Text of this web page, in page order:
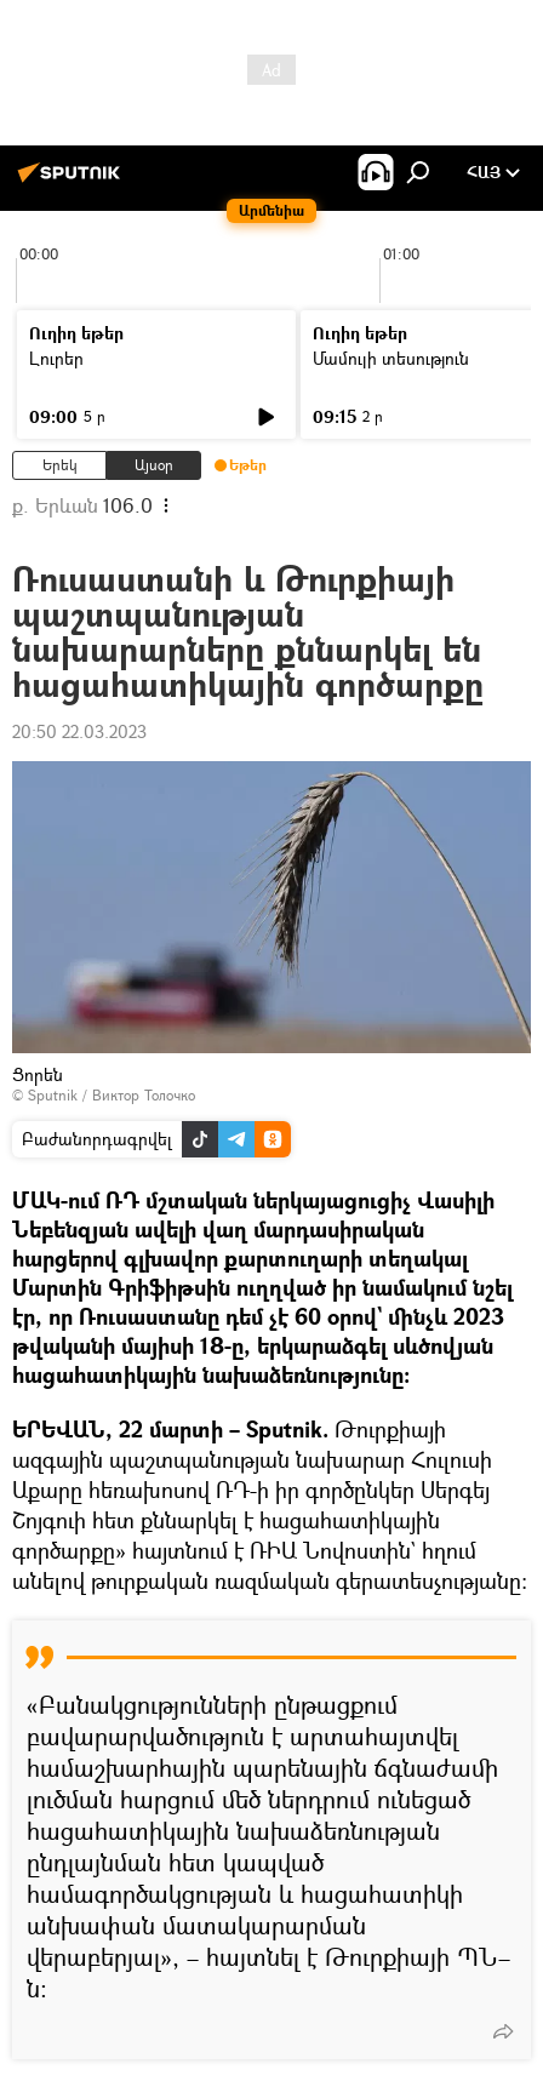
Արմենիա
ՀԱՅ
00:00 01:00
Ուղիղ եթեր
Լուրեր
09:00 5 ր
Ուղիղ եթեր
Մամուլի տեսություն
09:15 2 ր
Երեկ Այսօր Եթեր
ք. Երևան 106.0
Ռուսաստանի և Թուրքիայի
պաշտպանության
նախարարները քննարկել են
հացահատիկային գործարքը
20:50 22.03.2023
Ցորեն
© Sputnik / Виктор Толочко
Բաժանորդագրվել
ՄԱԿ-ում ՌԴ մշտական ներկայացուցիչ Վասիլի
Նեբենզյան ավելի վաղ մարդասիրական
հարցերով գլխավոր քարտուղարի տեղակալ
Մարտին Գրիֆիթսին ուղղված իր նամակում նշել
էր, որ Ռուսաստանը դեմ չէ 60 օրով` մինչև 2023
թվականի մայիսի 18-ը, երկարաձգել սևծովյան
հացահատիկային նախաձեռնությունը։
ԵՐԵՎԱՆ, 22 մարտի – Sputnik. Թուրքիայի
ազգային պաշտպանության նախարար Հուլուսի
Աքարը հեռախոսով ՌԴ-ի իր գործընկեր Սերգեյ
Շոյգուի հետ քննարկել է հացահատիկային
գործարքը» հայտնում է ՌԻԱ Նովոստին` հղում
անելով թուրքական ռազմական գերատեսչությանը։
«Բանակցությունների ընթացքում
բավարարվածություն է արտահայտվել
համաշխարհային պարենային ճգնաժամի
լուծման հարցում մեծ ներդրում ունեցած
հացահատիկային նախաձեռնության
ընդլայնման հետ կապված
համագործակցության և հացահատիկի
անխափան մատակարարման
վերաբերյալ», – հայտնել է Թուրքիայի ՊՆ–
ն։